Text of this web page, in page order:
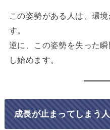
この姿勢がある人は、環
す。
逆に、この姿勢を失った
し始めます。
成長が止まってしまう